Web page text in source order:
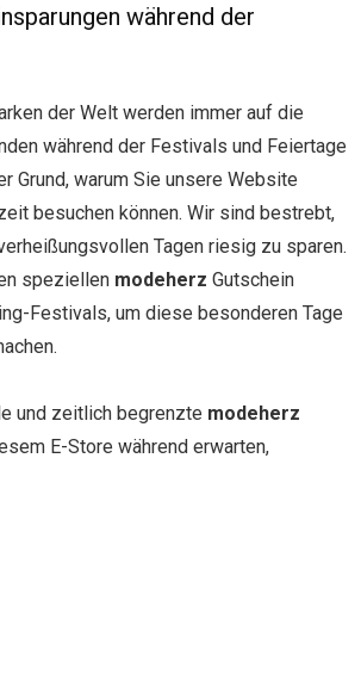
während der
der Welt werden immer auf die
während der Festivals und Feiertage
Grund, warum Sie unsere Website
besuchen können. Wir sind bestrebt,
Tagen riesig zu sparen.
speziellen modeherz Gutschein
Festivals, um diese besonderen Tage
und zeitlich begrenzte modeherz
E-Store während erwarten,